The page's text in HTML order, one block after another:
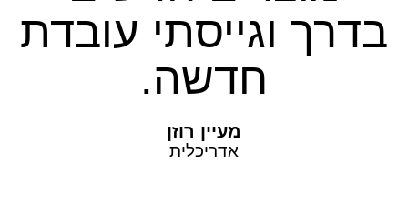
בדרך וגייסתי עובדת
חדשה.
מעיין רוזן
אדריכלית